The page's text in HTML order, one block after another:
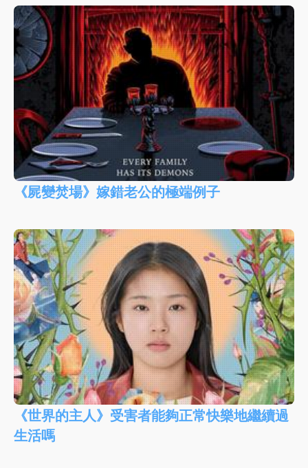
《屍變焚場》嫁錯老公的極端例子
《世界的主人》受害者能夠正常快樂地繼續過
生活嗎